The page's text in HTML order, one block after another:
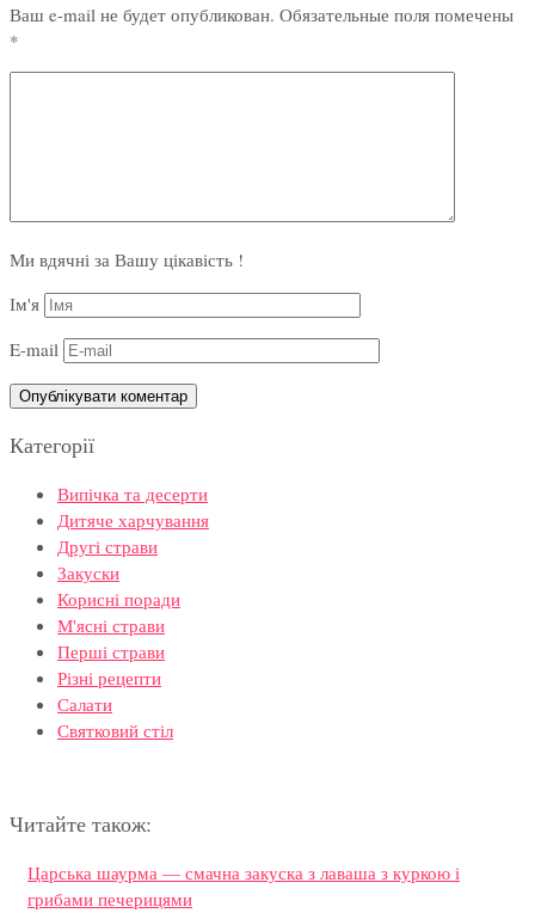
Ваш e-mail не будет опубликован. Обязательные поля помечены
*
Ми вдячні за Вашу цікавість !
Ім'я
E-mail
Категорії
Випічка та десерти
Дитяче харчування
Другі страви
Закуски
Корисні поради
М'ясні страви
Перші страви
Різні рецепти
Салати
Святковий стіл
Читайте також:
Царська шаурма — смачна закуска з лаваша з куркою і
грибами печерицями